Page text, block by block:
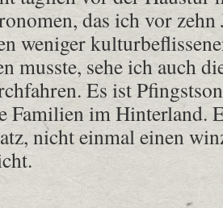
das ich vor zehn
weniger
musste, sehe ich auch
Es ist
Familien im Hinterland.
nicht einmal einen